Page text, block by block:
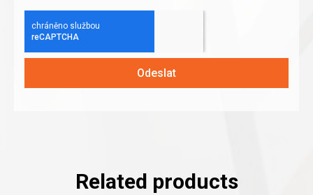
Odeslat
Related products